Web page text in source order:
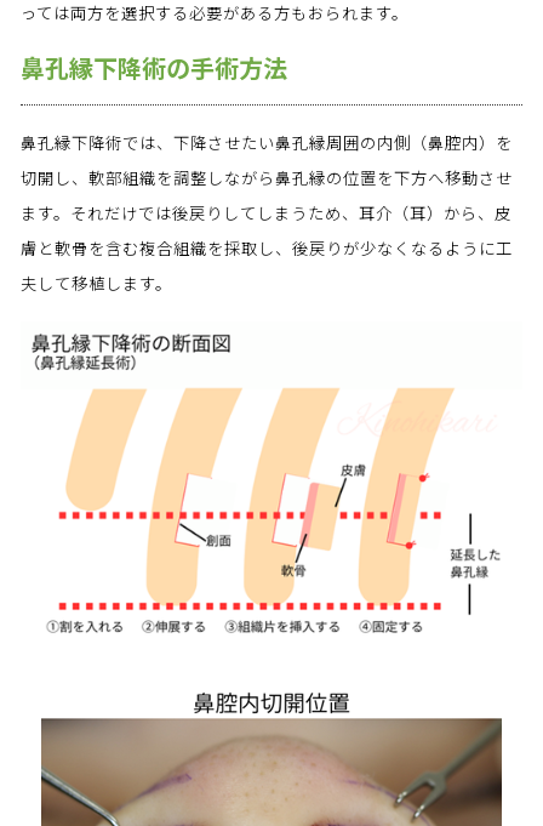
っては両方を選択する必要がある方もおられます。
鼻孔縁下降術の手術方法
鼻孔縁下降術では、下降させたい鼻孔縁周囲の内側（鼻腔内）を
切開し、軟部組織を調整しながら鼻孔縁の位置を下方へ移動させ
ます。それだけでは後戻りしてしまうため、耳介（耳）から、皮
膚と軟骨を含む複合組織を採取し、後戻りが少なくなるように工
夫して移植します。